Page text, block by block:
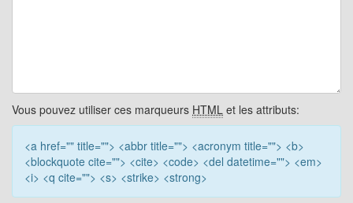
Vous pouvez utiliser ces marqueurs HTML et les attributs:
<a href="" title=""> <abbr title=""> <acronym title=""> <b>
<blockquote cite=""> <cite> <code> <del datetime=""> <em>
<i> <q cite=""> <s> <strike> <strong>